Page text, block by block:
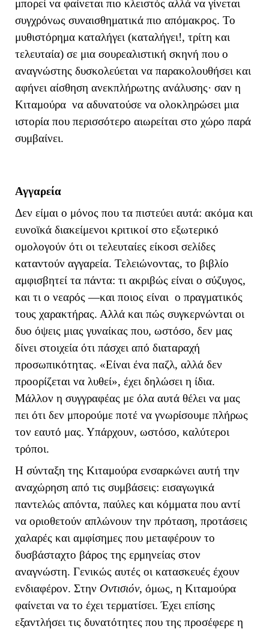
μπορεί να φαίνεται πιο κλειστός αλλά να γίνεται
συγχρόνως συναισθηματικά πιο απόμακρος. Το
μυθιστόρημα καταλήγει (καταλήγει!, τρίτη και
τελευταία) σε μια σουρεαλιστική σκηνή που ο
αναγνώστης δυσκολεύεται να παρακολουθήσει και
αφήνει αίσθηση ανεκπλήρωτης ανάλυσης· σαν η
Κιταμούρα να αδυνατούσε να ολοκληρώσει μια
ιστορία που περισσότερο αιωρείται στο χώρο παρά
συμβαίνει.
Αγγαρεία
Δεν είμαι ο μόνος που τα πιστεύει αυτά: ακόμα και
ευνοϊκά διακείμενοι κριτικοί στο εξωτερικό
ομολογούν ότι οι τελευταίες είκοσι σελίδες
καταντούν αγγαρεία. Τελειώνοντας, το βιβλίο
αμφισβητεί τα πάντα: τι ακριβώς είναι ο σύζυγος,
και τι ο νεαρός —και ποιος είναι ο πραγματικός
τους χαρακτήρας. Αλλά και πώς συγκερνώνται οι
δυο όψεις μιας γυναίκας που, ωστόσο, δεν μας
δίνει στοιχεία ότι πάσχει από διαταραχή
προσωπικότητας. «Είναι ένα παζλ, αλλά δεν
προορίζεται να λυθεί», έχει δηλώσει η ίδια.
Μάλλον η συγγραφέας με όλα αυτά θέλει να μας
πει ότι δεν μπορούμε ποτέ να γνωρίσουμε πλήρως
τον εαυτό μας. Υπάρχουν, ωστόσο, καλύτεροι
τρόποι.
Η σύνταξη της Κιταμούρα ενσαρκώνει αυτή την
αναχώρηση από τις συμβάσεις: εισαγωγικά
παντελώς απόντα, παύλες και κόμματα που αντί
να οριοθετούν απλώνουν την πρόταση, προτάσεις
χαλαρές και αμφίσημες που μεταφέρουν το
δυσβάσταχτο βάρος της ερμηνείας στον
αναγνώστη. Γενικώς αυτές οι κατασκευές έχουν
ενδιαφέρον. Στην Οντισιόν, όμως, η Κιταμούρα
φαίνεται να το έχει τερματίσει. Έχει επίσης
εξαντλήσει τις δυνατότητες που της προσέφερε η